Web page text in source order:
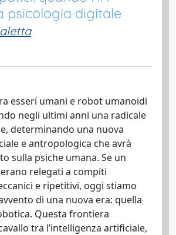
psicologia digitale
esseri umani e robot umanoidi
negli ultimi anni una radicale
determinando una nuova
e antropologica che avrà
sulla psiche umana. Se un
relegati a compiti
e ripetitivi, oggi stiamo
di una nuova era: quella
Questa frontiera
tra l’intelligenza artificiale,